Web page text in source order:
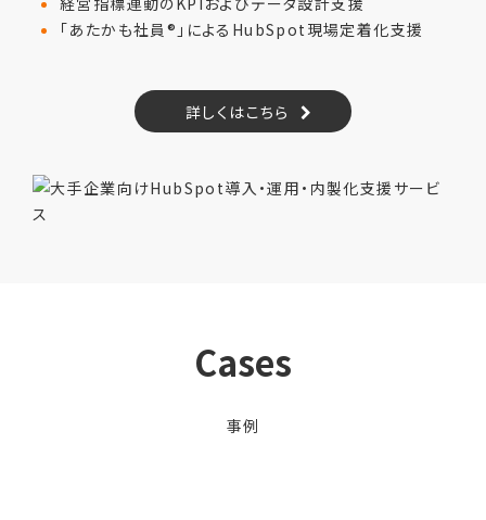
「あたかも社員®」によるHubSpot現場定着化支援
詳しくはこちら
Cases
事例